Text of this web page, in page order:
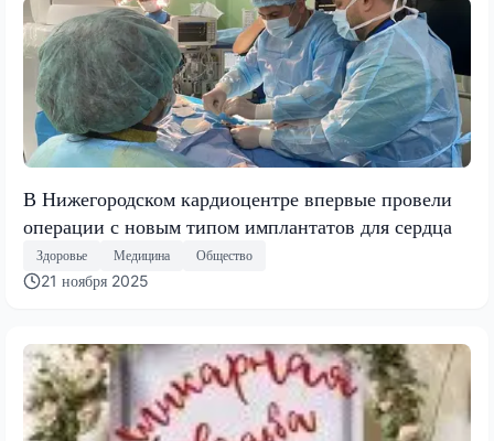
В Нижегородском кардиоцентре впервые провели
операции с новым типом имплантатов для сердца
Здоровье Медицина Общество
21 ноября 2025